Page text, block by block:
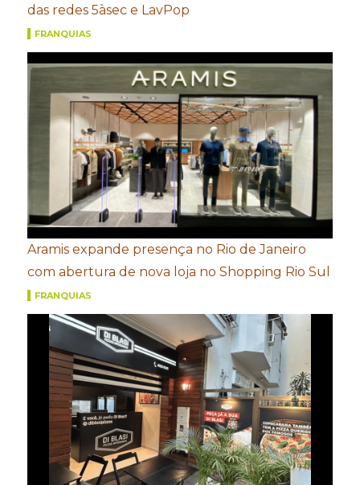
das redes 5àsec e LavPop
FRANQUIAS
Aramis expande presença no Rio de Janeiro
com abertura de nova loja no Shopping Rio Sul
FRANQUIAS